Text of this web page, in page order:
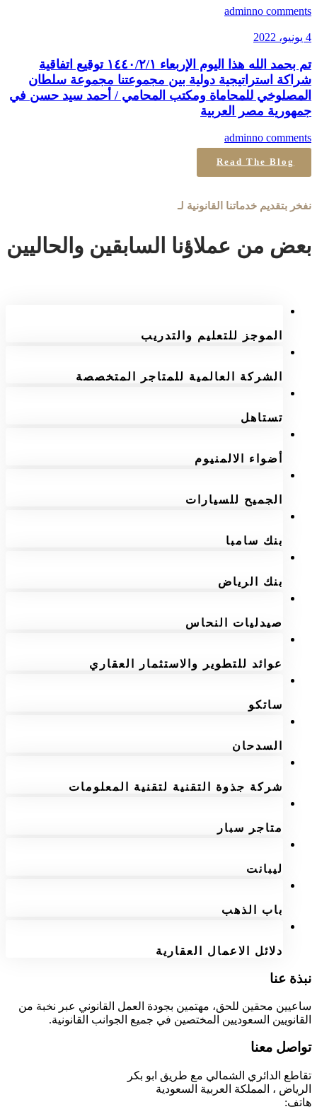
adminno comments
4 يونيو، 2022
تم بحمد الله هذا اليوم الإربعاء ١٤٤٠/٢/١ توقيع اتفاقية
شراكة استراتيجية دولية بين مجموعتنا مجموعة سلطان
المصلوخي للمحاماة ومكتب المحامي / أحمد سيد حسن في
جمهورية مصر العربية
adminno comments
Read The Blog
نفخر بتقديم خدماتنا القانونية لـ
بعض من عملاؤنا السابقين والحاليين
الموجز للتعليم والتدريب
الشركة العالمية للمتاجر المتخصصة
تستاهل
أضواء الالمنيوم
الجميح للسيارات
بنك سامبا
بنك الرياض
صيدليات النحاس
عوائد للتطوير والاستثمار العقاري
ساتكو
السدحان
شركة جذوة التقنية لتقنية المعلومات
متاجر سبار
ليبانت
باب الذهب
دلائل الاعمال العقارية
نبذة عنا
ساعيين محقين للحق، مهتمين بجودة العمل القانوني عبر نخبة من
القانويين السعوديين المختصين في جميع الجوانب القانونية.
تواصل معنا
تقاطع الدائري الشمالي مع طريق ابو بكر
الرياض ، المملكة العربية السعودية
هاتف: